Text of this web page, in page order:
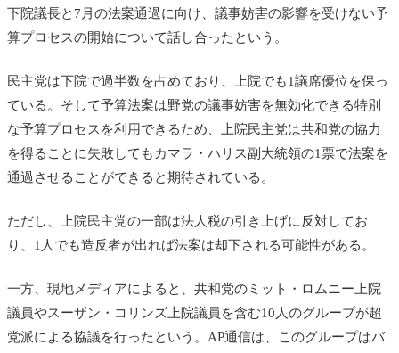
下院議長と7月の法案通過に向け、議事妨害の影響を受けない予
算プロセスの開始について話し合ったという。
民主党は下院で過半数を占めており、上院でも1議席優位を保っ
ている。そして予算法案は野党の議事妨害を無効化できる特別
な予算プロセスを利用できるため、上院民主党は共和党の協力
を得ることに失敗してもカマラ・ハリス副大統領の1票で法案を
通過させることができると期待されている。
ただし、上院民主党の一部は法人税の引き上げに反対してお
り、1人でも造反者が出れば法案は却下される可能性がある。
一方、現地メディアによると、共和党のミット・ロムニー上院
議員やスーザン・コリンズ上院議員を含む10人のグループが超
党派による協議を行ったという。AP通信は、このグループはバ